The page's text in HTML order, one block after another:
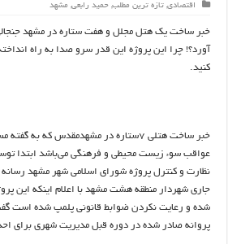
اقتصادی,تازه ترین مطلب,حمید رابعی, مشهد
خبر ساخت یک هتل مجلل و هفت ستاره در مشهد
آورد؟! چرا این پروژه این قدر سرو صدا به راه
کنید.
خبر ساخت هتلی ۷ستاره در مشهدمقدس که به
عواقب سوء زیست محیطی و فرهنگی می‌باشد ابتدا
نظارت و کنترل پروژه شورای اسلامی شهر مشهد
جاری شهردار منطقه هشت مشهد با اعلام اینکه این
شده و رعایت نکردن ضوابط قانونی پلمپ شده است
پروانه صادر شده در دوره قبل مدیریت شهری برای